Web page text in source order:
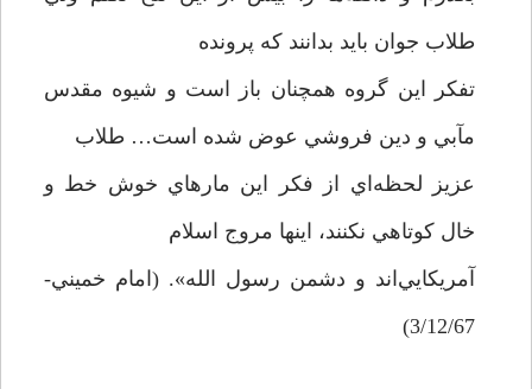
طلاب جوان بايد بدانند كه پرونده
تفكر اين گروه همچنان باز است و شيوه مقدس
مآبي و دين فروشي عوض شده است… طلاب
عزيز لحظه‌اي از فكر اين مارهاي خوش خط و
خال كوتاهي نكنند، اينها مروج اسلام
آمريكايي‌اند و دشمن رسول الله». (امام خميني-
3/12/67)